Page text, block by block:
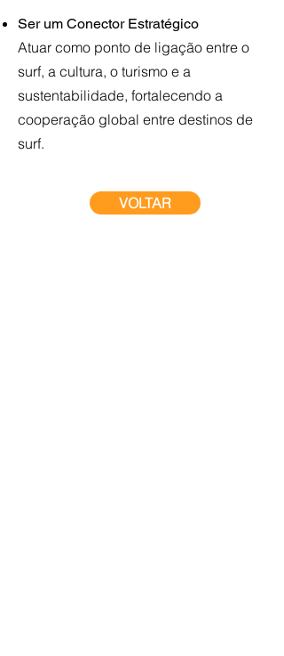
Ser um Conector Estratégico
Atuar como ponto de ligação entre o
surf, a cultura, o turismo e a
sustentabilidade, fortalecendo a
cooperação global entre destinos de
surf.
VOLTAR